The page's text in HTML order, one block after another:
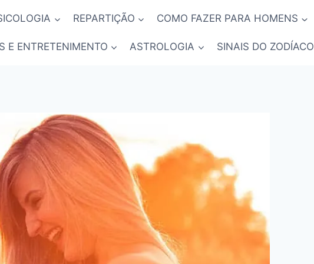
REPARTIÇÃO COMO FAZER PARA HOMENS
E ENTRETENIMENTO ASTROLOGIA SINAIS DO ZODÍACO